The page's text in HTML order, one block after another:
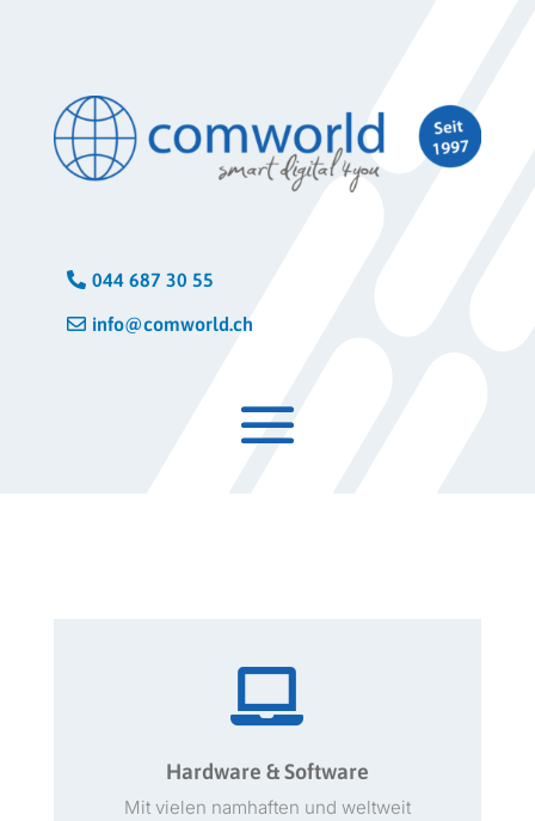
044 687 30 55
info@comworld.ch

Hardware & Software
Mit vie­len namhaften und weltweit